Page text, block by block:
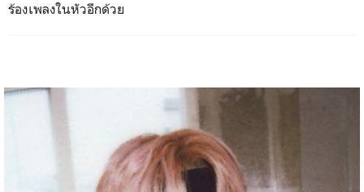
ร้องเพลงในหัวอีกด้วย